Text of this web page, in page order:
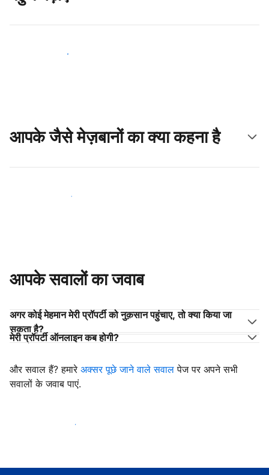
आज ही नए मेहमानों तक पहुंचें
आपके जैसे मेज़बानों का क्या कहना है
अपने जैसे मेज़बानों के साथ जुड़ें
आपके सवालों का जवाब
अगर कोई मेहमान मेरी प्रॉपर्टी को नुक़सान पहुंचाए, तो क्या किया जा
सकता है?
मेरी प्रॉपर्टी ऑनलाइन कब होगी?
और सवाल हैं? हमारे अक्सर पूछे जाने वाले सवाल पेज पर अपने सभी
सवालों के जवाब पाएं.
मेहमानों का स्वागत करना शुरू करें